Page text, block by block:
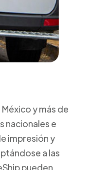
y más de
nacionales e
impresión y
a las
pueden